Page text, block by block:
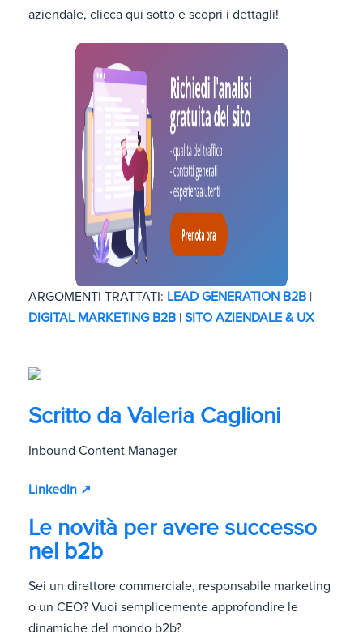
aziendale, clicca qui sotto e scopri i dettagli!
ARGOMENTI TRATTATI: LEAD GENERATION B2B |
DIGITAL MARKETING B2B | SITO AZIENDALE & UX
Scritto da Valeria Caglioni
Inbound Content Manager
LinkedIn ↗
Le novità per avere successo
nel b2b
Sei un direttore commerciale, responsabile marketing
o un CEO? Vuoi semplicemente approfondire le
dinamiche del mondo b2b?